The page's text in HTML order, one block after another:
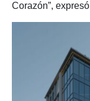
Corazón”, expresó